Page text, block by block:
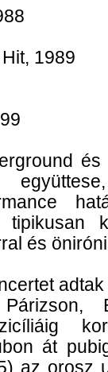
1989
és
és
át
az orosz